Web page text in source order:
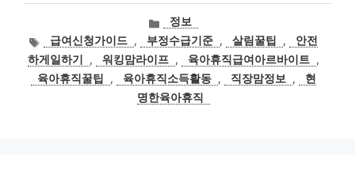
카
테
고
리
정보
태
그
급여신청가이드 , 부정수급기준 , 살림꿀팁 ,
안전
하게일하기
, 워킹맘라이프 , 육아휴직급여아르바이트 ,
육아휴직꿀팁
, 육아휴직소득활동 , 직장맘정보 ,
현
명한육아휴직